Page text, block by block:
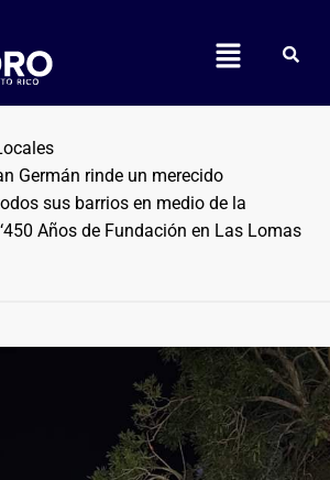
Germán rinde un merecido
sus barrios en medio de la
Años de Fundación en Las Lomas